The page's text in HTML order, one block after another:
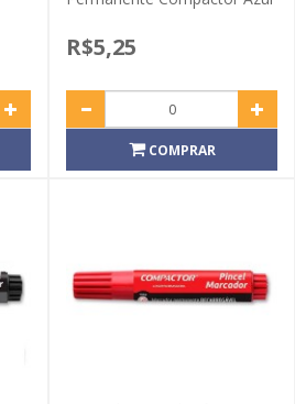
R$5,25
COMPRAR